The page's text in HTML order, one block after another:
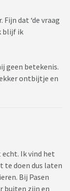
dat ‘de vraag
blijf ik
geen betekenis.
ontbijtje en
Ik vind het
te doen dus laten
Bij Pasen
buiten zijn en